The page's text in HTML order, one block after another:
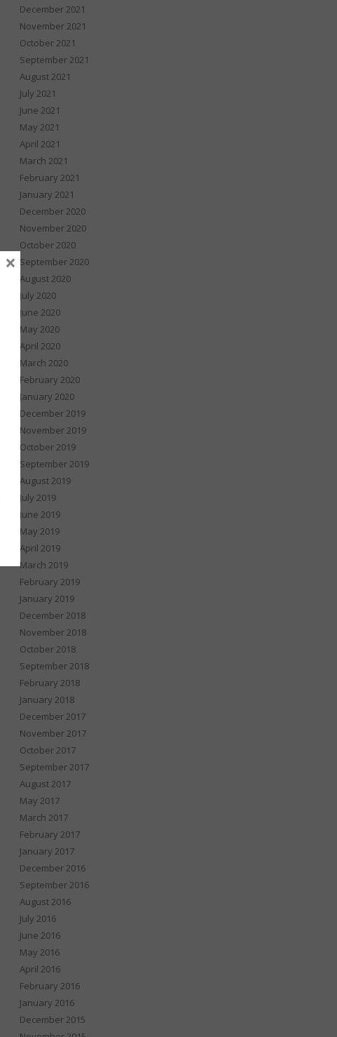
December 2021
November 2021
October 2021
September 2021
August 2021
July 2021
June 2021
May 2021
April 2021
March 2021
February 2021
January 2021
December 2020
November 2020
October 2020
September 2020
August 2020
July 2020
June 2020
May 2020
April 2020
March 2020
February 2020
January 2020
December 2019
November 2019
October 2019
September 2019
August 2019
July 2019
June 2019
May 2019
April 2019
March 2019
February 2019
January 2019
December 2018
November 2018
October 2018
September 2018
February 2018
January 2018
December 2017
November 2017
October 2017
September 2017
August 2017
May 2017
March 2017
February 2017
January 2017
December 2016
September 2016
August 2016
July 2016
June 2016
May 2016
April 2016
February 2016
January 2016
December 2015
×